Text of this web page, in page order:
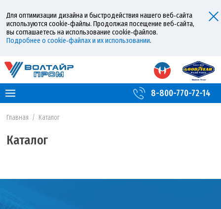
Для оптимизации дизайна и быстродействия нашего веб‑сайта
используются cookie‑файлы. Продолжая посещение веб‑сайта,
вы соглашаетесь на использование cookie‑файлов.
Подробнее о cookie‑файлах и их использовании.
8-800-770-72-14
Главная / Каталог
Каталог